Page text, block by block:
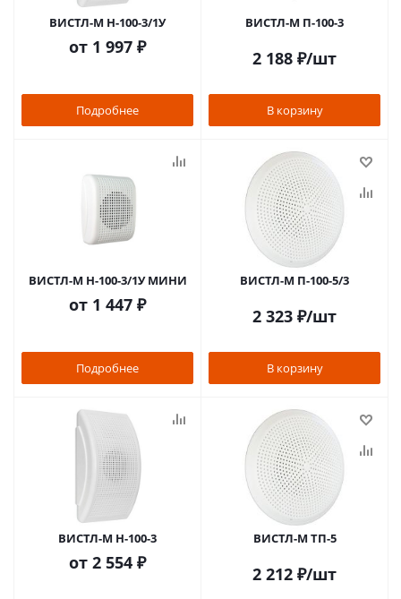
ВИСТЛ-М Н-100-3/1У
от 1 997 ₽
Подробнее
ВИСТЛ-М П-100-3
2 188 ₽/шт
В корзину
ВИСТЛ-М Н-100-3/1У МИНИ
от 1 447 ₽
Подробнее
ВИСТЛ-М П-100-5/3
2 323 ₽/шт
В корзину
ВИСТЛ-М Н-100-3
от 2 554 ₽
ВИСТЛ-М ТП-5
2 212 ₽/шт